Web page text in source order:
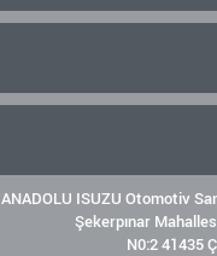
ANADOLU ISUZU Otomotiv
Şekerpınar
N0:2 41435